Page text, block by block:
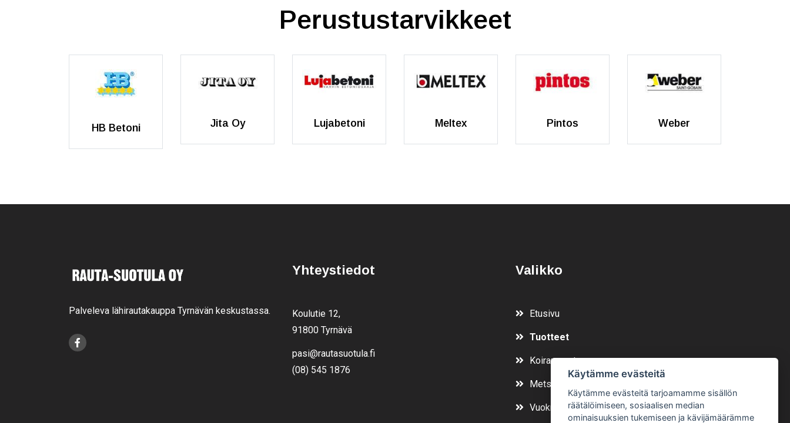
Perustustarvikkeet
HB Betoni Jita Oy Lujabetoni Meltex Pintos Weber
Palveleva lähirautakauppa Tyrnävän keskustassa.
Yhteystiedot
Koulutie 12,
91800 Tyrnävä
pasi@rautasuotula.fi
(08) 545 1876
Valikko
Etusivu
Tuotteet
Koiranruoat
Metsästys
Vuokraa
Käytämme evästeitä
Käytämme evästeitä tarjoamamme sisällön
räätälöimiseen, sosiaalisen median
ominaisuuksien tukemiseen ja kävijämäärämme